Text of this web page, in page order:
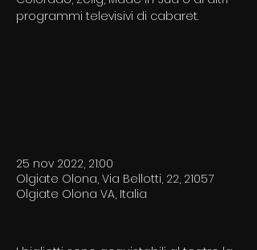
25 nov 2022, 21:00
Olgiate Olona, Via Bellotti, 22, 21057
Olgiate Olona VA, Italia